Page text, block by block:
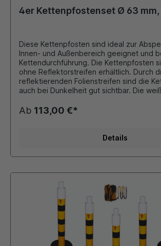
4er Kettenpfostenset Ø 63
Diese Kettenpfosten sind ideal zur
Innen- und Außenbereich geeignet und
Kettendurchführung. Die Kettenpfosten sind mit oder
ohne Reflektorstreifen erhältlich. Durch die 2 weiß
reflektierenden Folienstreifen sind die
auch bei Dunkelheit gut sichtbar. Die weißen
Ø 63 mm mit Standfuß 370 mm aus PP-
(Polypropylen) Höhe: 1000 mm Farbe: rot mit
4,2 kg 4 x 3 Meter Kunststoffkette (6x8
Kettenpfosten aus Kunststoff mit
Bajonettverschluß schnelle Verbindung
Hinweistafeln siehe Zubehör
Ab 113,00 €*
Details